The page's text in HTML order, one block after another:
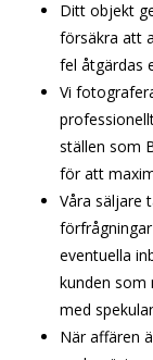
Ditt objekt
försäkra att
fel åtgärdas
Vi
ställen som
för att
Våra säljare
eventuella
kunden som
med
När affären